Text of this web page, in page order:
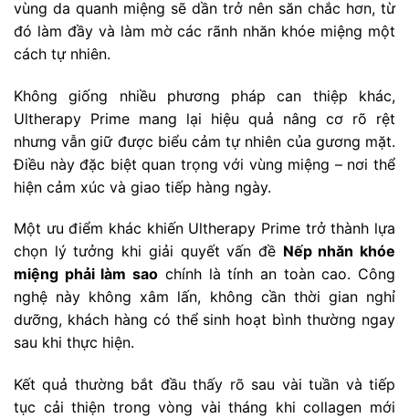
vùng da quanh miệng sẽ dần trở nên săn chắc hơn, từ
đó làm đầy và làm mờ các rãnh nhăn khóe miệng một
cách tự nhiên.
Không giống nhiều phương pháp can thiệp khác,
Ultherapy Prime mang lại hiệu quả nâng cơ rõ rệt
nhưng vẫn giữ được biểu cảm tự nhiên của gương mặt.
Điều này đặc biệt quan trọng với vùng miệng – nơi thể
hiện cảm xúc và giao tiếp hàng ngày.
Một ưu điểm khác khiến Ultherapy Prime trở thành lựa
chọn lý tưởng khi giải quyết vấn đề Nếp nhăn khóe
miệng phải làm sao chính là tính an toàn cao. Công
nghệ này không xâm lấn, không cần thời gian nghỉ
dưỡng, khách hàng có thể sinh hoạt bình thường ngay
sau khi thực hiện.
Kết quả thường bắt đầu thấy rõ sau vài tuần và tiếp
tục cải thiện trong vòng vài tháng khi collagen mới